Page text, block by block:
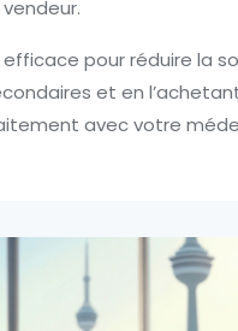
pour réduire la
et en
avec votre